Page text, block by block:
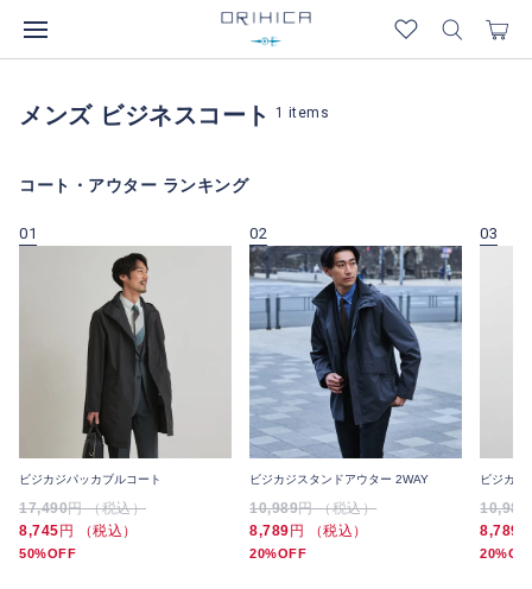
メンズ ビジネスコート 1 items
コート・アウター ランキング
01
ビジカジパッカブルコート
17,490円 （税込）
8,745 円 （税込）
50%OFF
02
ビジカジスタンドアウター 2WAY
10,989円 （税込）
8,789 円 （税込）
20%OFF
03
ビジカジ
10,989
8,789